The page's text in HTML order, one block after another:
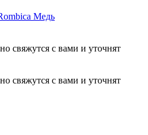
Медь
свяжутся с вами и уточнят
свяжутся с вами и уточнят